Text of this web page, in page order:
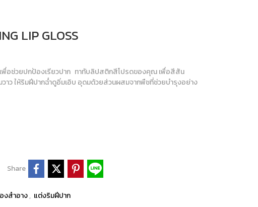
LIP GLOSS
พื่อช่วยปกป้องเรียวปาก ทาทับลิปสติกสีโปรดของคุณ เพื่อสีสัน
าว ให้ริมฝีปากฉ่ำดูอิ่มเอิบ อุดมด้วยส่วนผสมจากพืชที่ช่วยบำรุงอย่าง
Share
งสำอาง, แต่งริมฝีปาก